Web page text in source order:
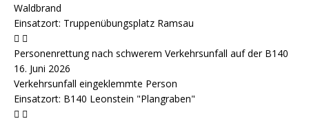
Waldbrand
Einsatzort: Truppenübungsplatz Ramsau
Personenrettung nach schwerem Verkehrsunfall auf der B140
16. Juni 2026
Verkehrsunfall eingeklemmte Person
Einsatzort: B140 Leonstein "Plangraben"